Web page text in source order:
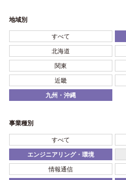
地域別
すべて
北海道
関東
近畿
九州・沖縄
事業種別
すべて
エンジニアリング・環境
情報通信